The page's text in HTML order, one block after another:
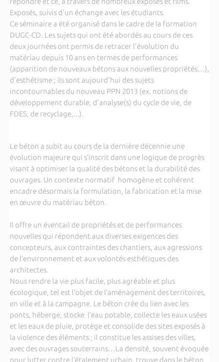
Exposés, suivis d'un échange avec les étudiants.
Ce séminaire a été organisé dans le cadre de la formation
DUGC-CD. Les sujets qui ont été abordés au cours de ces
deux journées ont permis de retracer l'évolution du
matériau depuis 10 ans en termes de performances
(apparition de nouveaux bétons aux nouvelles propriétés…),
d'esthétisme ; ils sont aujourd'hui des sujets
incontournables du nouveau PPN 2013 (ex. notions de
développement durable, d'analyse(s) du cycle de vie, de
FDES, de recyclage,...).
Le béton a subit au cours de la dernière décennie une
évolution majeure qui s’inscrit dans une logique de progrès
visant à optimiser la qualité des bétons et la durabilité des
ouvrages. Un contexte normatif homogène et cohérent
encadre désormais la formulation, la fabrication et la mise
en œuvre du matériau béton.
Il offre un éventail de propriétés et de performances
nouvelles qui répondent aux diverses exigences des
concepteurs, aux contraintes des chantiers, aux agressions
de l’environnement et aux volontés esthétiques des
architectes.
Nous rendre la vie plus facile, plus agréable et plus
écologique, tel est l’objet de l’aménagement des territoires,
en ville et à la campagne. Le béton crée du lien avec les
ponts, héberge, stocke l’eau potable, collecte les eaux usées
et les eaux de pluie, protège et consolide des sites exposés à
la violence des éléments ; il constitue les assises des villes,
avec des ouvrages souterrains…La densité, souvent évoquée
pour lutter contre l’étalement urbain, trouve dans le béton